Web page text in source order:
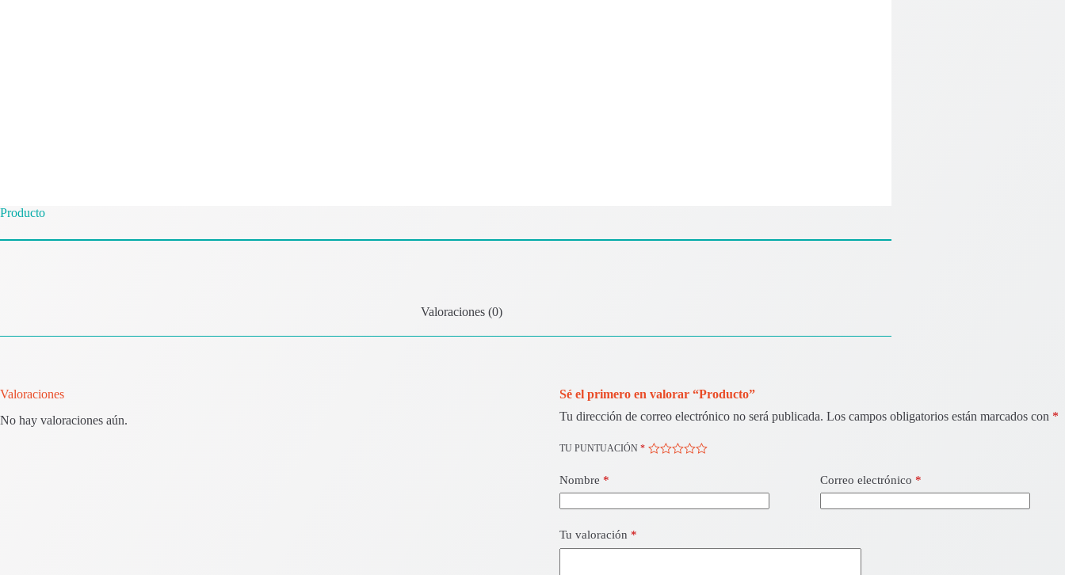
Producto
Valoraciones (0)
Valoraciones
No hay valoraciones aún.
Sé el primero en valorar “Producto”
Tu dirección de correo electrónico no será publicada. Los campos obligatorios están marcados con *
TU PUNTUACIÓN *
Nombre * Correo electrónico *
Tu valoración *